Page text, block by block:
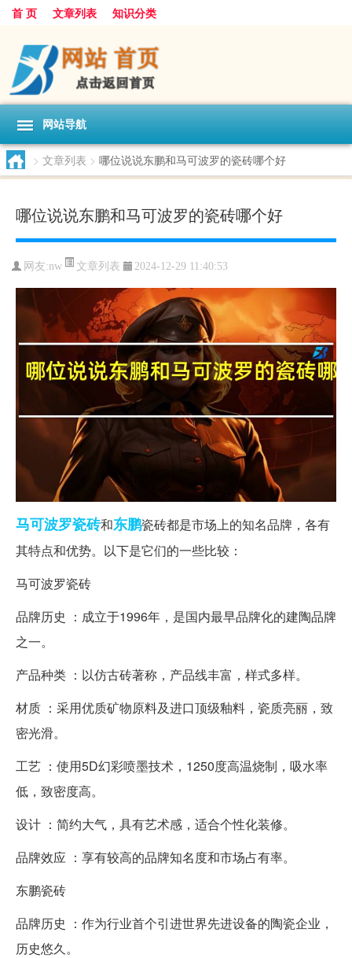
首 页 文章列表 知识分类
网站导航
> 文章列表 > 哪位说说东鹏和马可波罗的瓷砖哪个好
哪位说说东鹏和马可波罗的瓷砖哪个好
网友:nw 文章列表 2024-12-29 11:40:53
马可波罗瓷砖和东鹏瓷砖都是市场上的知名品牌，各有
其特点和优势。以下是它们的一些比较：
马可波罗瓷砖
品牌历史 ：成立于1996年，是国内最早品牌化的建陶品牌
之一。
产品种类 ：以仿古砖著称，产品线丰富，样式多样。
材质 ：采用优质矿物原料及进口顶级釉料，瓷质亮丽，致
密光滑。
工艺 ：使用5D幻彩喷墨技术，1250度高温烧制，吸水率
低，致密度高。
设计 ：简约大气，具有艺术感，适合个性化装修。
品牌效应 ：享有较高的品牌知名度和市场占有率。
东鹏瓷砖
品牌历史 ：作为行业首个引进世界先进设备的陶瓷企业，
历史悠久。